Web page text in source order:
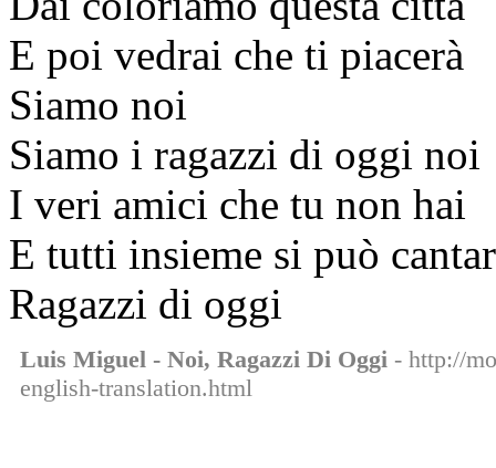
E poi vedrai che ti piacerà
Siamo noi
Siamo i ragazzi di oggi noi
I veri amici che tu non hai
E tutti insieme si può
Ragazzi di oggi
Luis Miguel - Noi, Ragazzi Di Oggi - http://
english-translation.html